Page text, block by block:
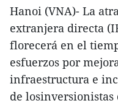
Hanoi (VNA)- La
extranjera directa
florecerá en el
esfuerzos por
infraestructura e
de losinversionistas